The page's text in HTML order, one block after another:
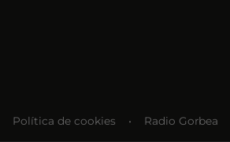
Política de cookies • Radio Gorbea